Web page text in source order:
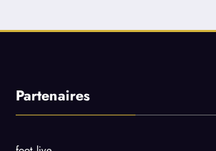
Partenaires